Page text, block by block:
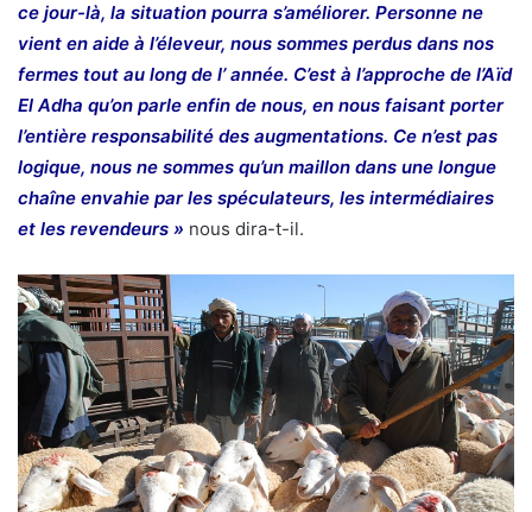
ce jour-là, la situation pourra s’améliorer. Personne ne
vient en aide à l’éleveur, nous sommes perdus dans nos
fermes tout au long de l’ année. C’est à l’approche de l’Aïd
El Adha qu’on parle enfin de nous, en nous faisant porter
l’entière responsabilité des augmentations. Ce n’est pas
logique, nous ne sommes qu’un maillon dans une longue
chaîne envahie par les spéculateurs, les intermédiaires
et les revendeurs » nous dira-t-il.